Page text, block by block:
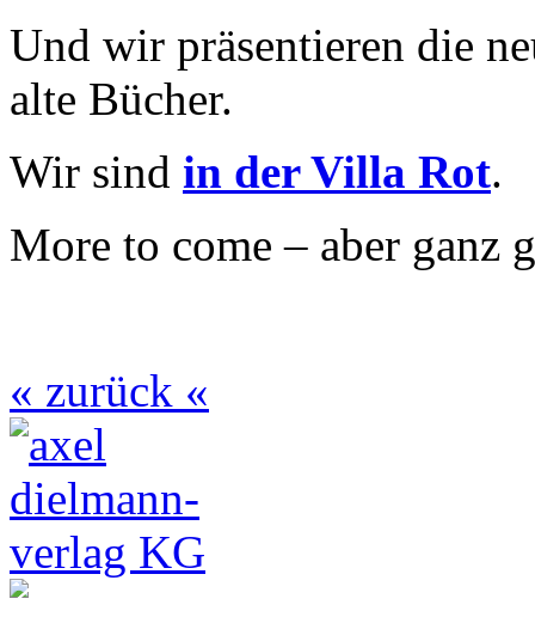
Und wir präsentieren die
alte Bücher.
Wir sind in der Villa Rot.
More to come – aber ganz
« zurück «